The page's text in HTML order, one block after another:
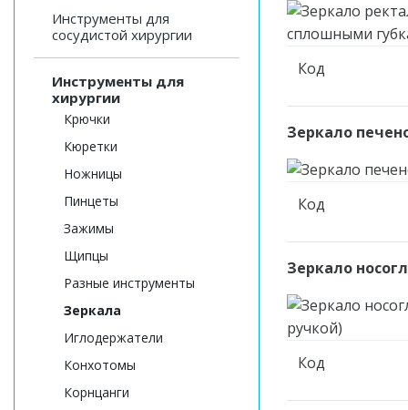
Инструменты для
сосудистой хирургии
Инструменты для
хирургии
Крючки
Кюретки
Ножницы
Пинцеты
Зажимы
Щипцы
Разные инструменты
Зеркала
Иглодержатели
Конхотомы
Корнцанги
Код
Зеркало
Код
Зеркало
Код